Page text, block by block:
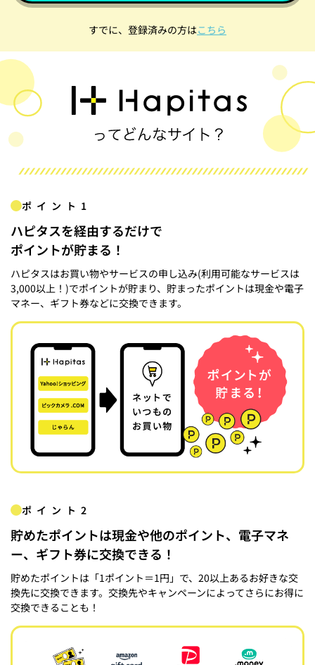
すでに、登録済みの方はこちら
ポイント1
ハピタスを経由するだけで
ポイントが貯まる！
ハピタスはお買い物やサービスの申し込み(利用可能なサービスは
3,000以上！)でポイントが貯まり、貯まったポイントは現金や電子
マネー、ギフト券などに交換できます。
ポイント2
貯めたポイントは現金や他のポイント、電子マネ
ー、ギフト券に交換できる！
貯めたポイントは「1ポイント＝1円」で、20以上あるお好きな交
換先に交換できます。交換先やキャンペーンによってさらにお得に
交換できることも！